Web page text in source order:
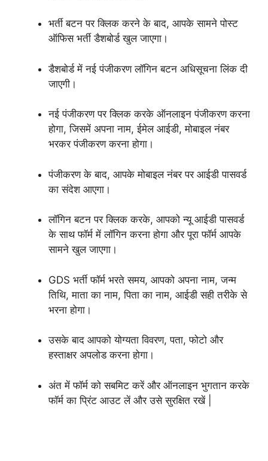
भर्ती बटन पर क्लिक करने के बाद, आपके सामने पोस्ट
ऑफिस भर्ती डैशबोर्ड खुल जाएगा।
डैशबोर्ड में नई पंजीकरण लॉगिन बटन अधिसूचना लिंक दी
जाएगी।
नई पंजीकरण पर क्लिक करके ऑनलाइन पंजीकरण करना
होगा, जिसमें अपना नाम, ईमेल आईडी, मोबाइल नंबर
भरकर पंजीकरण करना होगा।
पंजीकरण के बाद, आपके मोबाइल नंबर पर आईडी पासवर्ड
का संदेश आएगा।
लॉगिन बटन पर क्लिक करके, आपको न्यू आईडी पासवर्ड
के साथ फॉर्म में लॉगिन करना होगा और पूरा फॉर्म आपके
सामने खुल जाएगा।
GDS भर्ती फॉर्म भरते समय, आपको अपना नाम, जन्म
तिथि, माता का नाम, पिता का नाम, आईडी सही तरीके से
भरना होगा।
उसके बाद आपको योग्यता विवरण, पता, फोटो और
हस्ताक्षर अपलोड करना होगा।
अंत में फॉर्म को सबमिट करें और ऑनलाइन भुगतान करके
फॉर्म का प्रिंट आउट लें और उसे सुरक्षित रखें |